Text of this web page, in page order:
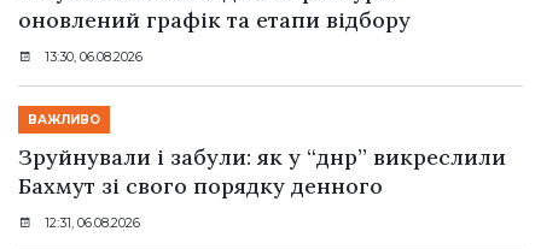
оновлений графік та етапи відбору
13:30, 06.08.2026
ВАЖЛИВО
Зруйнували і забули: як у “днр” викреслили
Бахмут зі свого порядку денного
12:31, 06.08.2026